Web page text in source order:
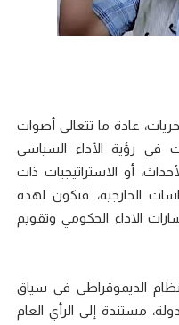
عادة ما تتعالى أصوات
في رؤية الأداء السياسي
أو الاستراتيجيات ذات
الخارجية، فتكون لهذه
الاداء الحكومي وتقويم
الديموقراطي في سياق
مستندة إلى الرأي العام